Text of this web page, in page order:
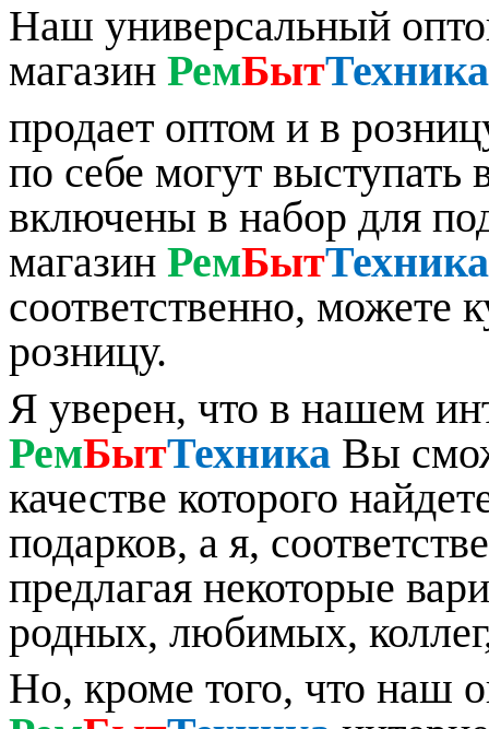
Наш универсальный
магазин РемБытТехника
продает оптом и в
по себе могут выступать
включены в набор для
магазин РемБытТехника
соответственно, можете
розницу.
Я уверен, что в нашем
РемБытТехника Вы
качестве которого
подарков, а я,
предлагая некоторые
родных, любимых,
Но, кроме того, что наш